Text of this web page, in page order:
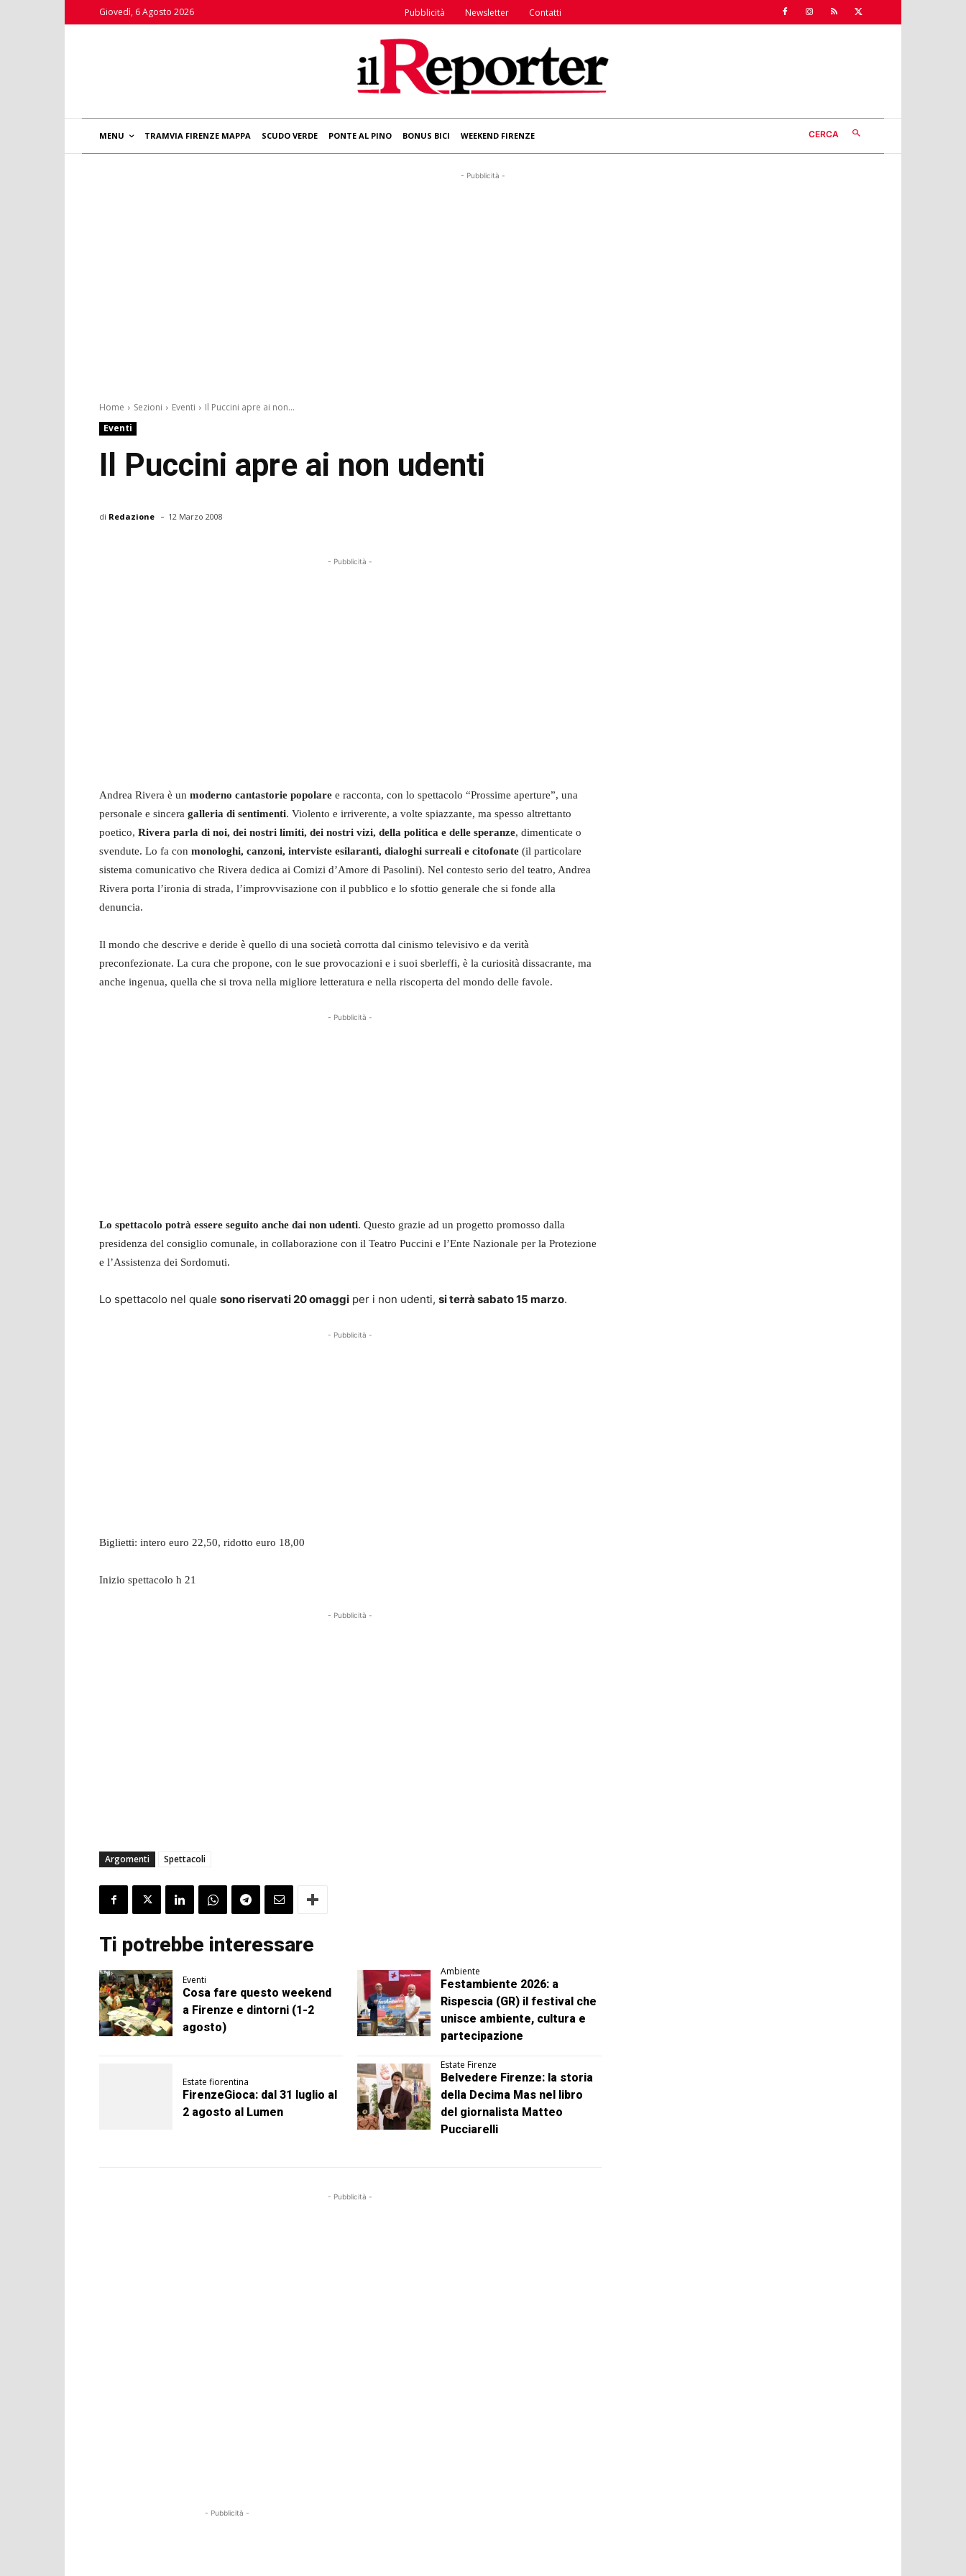
Giovedì, 6 Agosto 2026 Pubblicità Newsletter Contatti
MENU TRAMVIA FIRENZE MAPPA SCUDO VERDE PONTE AL PINO BONUS BICI WEEKEND FIRENZE CERCA
- Pubblicità -
Home Sezioni Eventi
Il Puccini apre ai non...
Eventi
Il Puccini apre ai non udenti
di Redazione - 12 Marzo 2008
- Pubblicità -
Andrea Rivera è un moderno cantastorie popolare e racconta, con lo spettacolo “Prossime aperture”, una
personale e sincera galleria di sentimenti. Violento e irriverente, a volte spiazzante, ma spesso altrettanto
poetico, Rivera parla di noi, dei nostri limiti, dei nostri vizi, della politica e delle speranze, dimenticate o
svendute. Lo fa con monologhi, canzoni, interviste esilaranti, dialoghi surreali e citofonate (il particolare
sistema comunicativo che Rivera dedica ai Comizi d’Amore di Pasolini). Nel contesto serio del teatro, Andrea
Rivera porta l’ironia di strada, l’improvvisazione con il pubblico e lo sfottio generale che si fonde alla
denuncia.
Il mondo che descrive e deride è quello di una società corrotta dal cinismo televisivo e da verità
preconfezionate. La cura che propone, con le sue provocazioni e i suoi sberleffi, è la curiosità dissacrante, ma
anche ingenua, quella che si trova nella migliore letteratura e nella riscoperta del mondo delle favole.
- Pubblicità -
Lo spettacolo potrà essere seguito anche dai non udenti. Questo grazie ad un progetto promosso dalla
presidenza del consiglio comunale, in collaborazione con il Teatro Puccini e l’Ente Nazionale per la Protezione
e l’Assistenza dei Sordomuti.
Lo spettacolo nel quale sono riservati 20 omaggi per i non udenti, si terrà sabato 15 marzo.
- Pubblicità -
Biglietti: intero euro 22,50, ridotto euro 18,00
Inizio spettacolo h 21
- Pubblicità -
Argomenti Spettacoli
Ti potrebbe interessare
Eventi
Cosa fare questo weekend
a Firenze e dintorni (1-2
agosto)
Ambiente
Festambiente 2026: a
Rispescia (GR) il festival che
unisce ambiente, cultura e
partecipazione
Estate fiorentina
FirenzeGioca: dal 31 luglio al
2 agosto al Lumen
Estate Firenze
Belvedere Firenze: la storia
della Decima Mas nel libro
del giornalista Matteo
Pucciarelli
- Pubblicità -
- Pubblicità -